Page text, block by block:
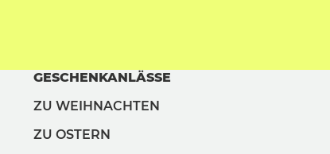
GESCHENKANLÄSSE
ZU WEIHNACHTEN
ZU OSTERN